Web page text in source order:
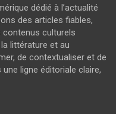
dédié à l’actualité
des articles fiables,
contenus culturels
littérature et au
de contextualiser et de
ligne éditoriale claire,